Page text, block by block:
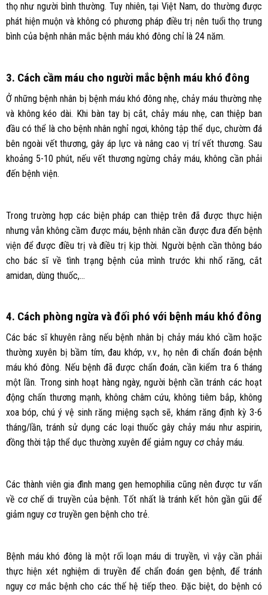
thọ như người bình thường. Tuy nhiên, tại Việt Nam, do thường được
phát hiện muộn và không có phương pháp điều trị nên tuổi thọ trung
bình của bệnh nhân mắc bệnh máu khó đông chỉ là 24 năm.
3. Cách cầm máu cho người mắc bệnh máu khó đông
Ở những bệnh nhân bị bệnh máu khó đông nhẹ, chảy máu thường nhẹ
và không kéo dài. Khi bàn tay bị cắt, chảy máu nhẹ, can thiệp ban
đầu có thể là cho bệnh nhân nghỉ ngơi, không tập thể dục, chườm đá
bên ngoài vết thương, gây áp lực và nâng cao vị trí vết thương. Sau
khoảng 5-10 phút, nếu vết thương ngừng chảy máu, không cần phải
đến bệnh viện.
Trong trường hợp các biện pháp can thiệp trên đã được thực hiện
nhưng vẫn không cầm được máu, bệnh nhân cần được đưa đến bệnh
viện để được điều trị và điều trị kịp thời. Người bệnh cần thông báo
cho bác sĩ về tình trạng bệnh của mình trước khi nhổ răng, cắt
amidan, dùng thuốc,…
4. Cách phòng ngừa và đối phó với bệnh máu khó đông
Các bác sĩ khuyên rằng nếu bệnh nhân bị chảy máu khó cầm hoặc
thường xuyên bị bầm tím, đau khớp, v.v., họ nên đi chẩn đoán bệnh
máu khó đông. Nếu bệnh đã được chẩn đoán, cần kiểm tra 6 tháng
một lần. Trong sinh hoạt hàng ngày, người bệnh cần tránh các hoạt
động chấn thương mạnh, không châm cứu, không tiêm bắp, không
xoa bóp, chú ý vệ sinh răng miệng sạch sẽ, khám răng định kỳ 3-6
tháng/lần, tránh sử dụng các loại thuốc gây chảy máu như aspirin,
đồng thời tập thể dục thường xuyên để giảm nguy cơ chảy máu.
Các thành viên gia đình mang gen hemophilia cũng nên được tư vấn
về cơ chế di truyền của bệnh. Tốt nhất là tránh kết hôn gần gũi để
giảm nguy cơ truyền gen bệnh cho trẻ.
Bệnh máu khó đông là một rối loạn máu di truyền, vì vậy cần phải
thực hiện xét nghiệm di truyền để chẩn đoán gen bệnh, để tránh
nguy cơ mắc bệnh cho các thế hệ tiếp theo. Đặc biệt, do bệnh có